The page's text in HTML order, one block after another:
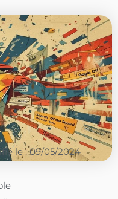
le : 09/05/2024